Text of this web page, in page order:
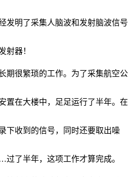
发明了采集人脑波和发射脑波信号
射器！
很繁琐的工作。为了采集航空公
置在大楼中，足足运行了半年。在
下收到的信号，同时还要取出噪
了半年，这项工作才算完成。